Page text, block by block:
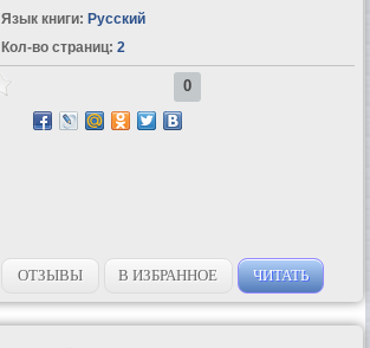
Язык книги: Русский
Кол-во страниц: 2
0
ОТЗЫВЫ В ИЗБРАННОЕ ЧИТАТЬ